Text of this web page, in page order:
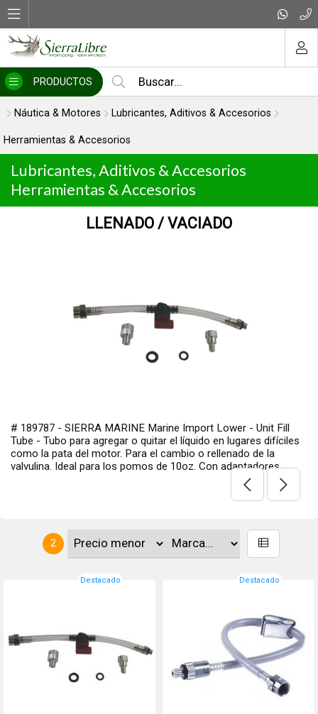
PRODUCTOS
Náutica & Motores Lubricantes, Aditivos & Accesorios
Herramientas & Accesorios
Lubricantes, Aditivos & Accesorios
Herramientas & Accesorios
LLENADO / VACIADO
# 189787 - SIERRA MARINE Marine Import Lower - Unit Fill
Tube - Tubo para agregar o quitar el líquido en lugares difíciles
como la pata del motor. Para el cambio o rellenado de la
valvulina. Ideal para los pomos de 10oz. Con adaptadores.
2
Destacado Destacado